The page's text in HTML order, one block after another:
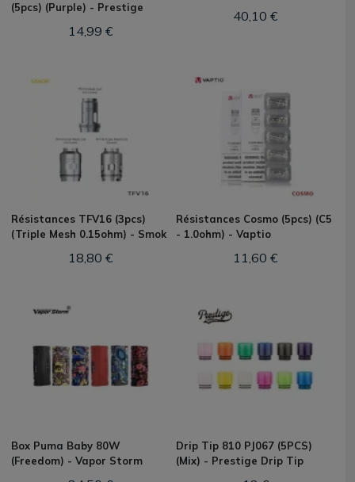
(5pcs) (Purple) - Prestige
14,99 €
40,10 €
Résistances TFV16 (3pcs)
(Triple Mesh 0.15ohm) - Smok
18,80 €
Résistances Cosmo (5pcs) (C5
- 1.0ohm) - Vaptio
11,60 €
Box Puma Baby 80W
(Freedom) - Vapor Storm
Drip Tip 810 PJ067 (5PCS)
(Mix) - Prestige Drip Tip